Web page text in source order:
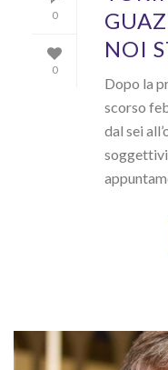
0
0
NOI
Dopo la
scorso
dal sei